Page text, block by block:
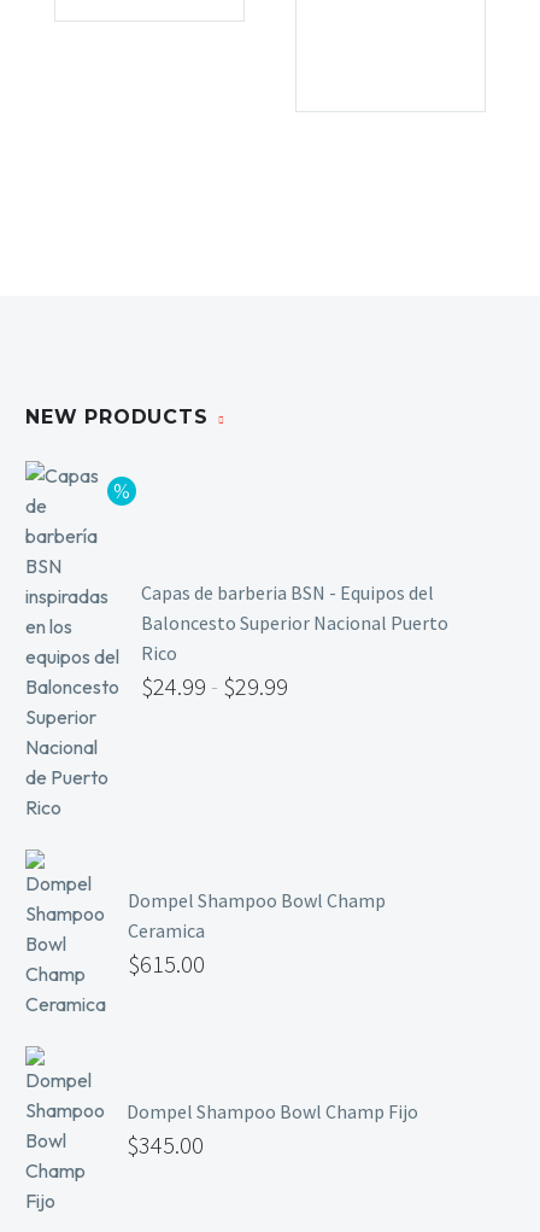
NEW PRODUCTS
Capas de barberia BSN - Equipos del
Baloncesto Superior Nacional Puerto
Rico
$24.99 - $29.99
Dompel Shampoo Bowl Champ
Ceramica
$615.00
Dompel Shampoo Bowl Champ Fijo
$345.00